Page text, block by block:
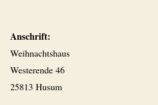
Anschrift:
Weihnachtshaus
Westerende 46
25813 Husum